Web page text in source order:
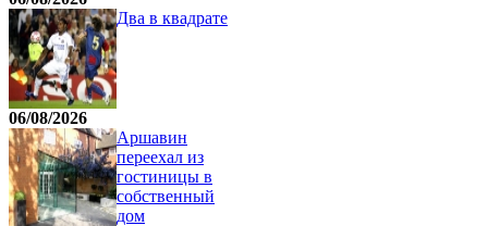
Два в квадрате
06/08/2026
Аршавин
переехал из
гостиницы в
собственный
дом